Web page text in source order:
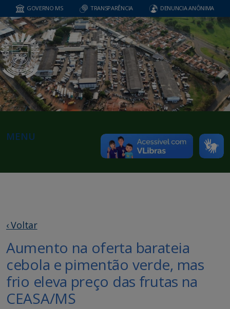
GOVERNO MS TRANSPARÊNCIA DENUNCIA ANÔNIMA
MENU
‹ Voltar
Aumento na oferta barateia
cebola e pimentão verde, mas
frio eleva preço das frutas na
CEASA/MS